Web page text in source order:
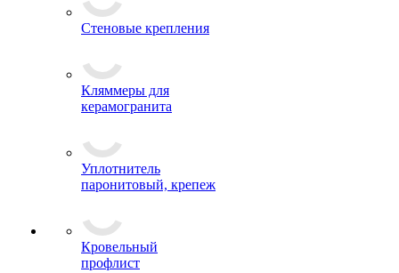
Стеновые крепления
Кляммеры для
Уплотнитель